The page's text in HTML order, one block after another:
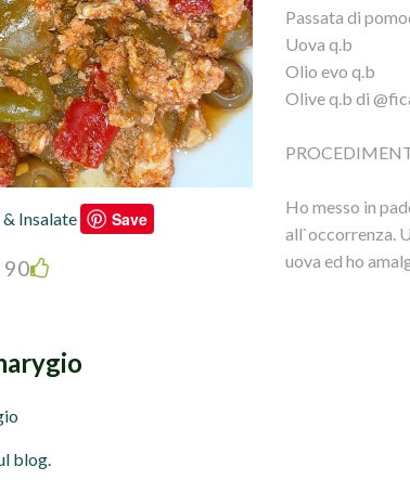
Insalate Save
90
blog.
Passata di
Uova q.b
Olio evo q.b
Olive q.b di
Ho messo in
all`occorrenza.
uova ed ho